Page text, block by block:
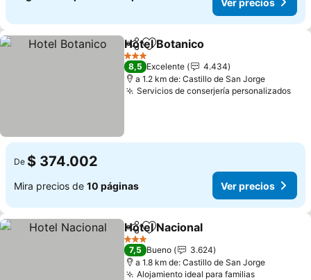
CompartirAgregar a favoritos
Hotel Botanico
3 Estrellas
8,5 Excelente
4.434
a 1.2 km de: Castillo de San Jorge
Servicios de conserjería personalizados
De $ 374.002
Mira precios de 10 páginas Ver precios
CompartirAgregar a favoritos
Hotel Nacional
3 Estrellas
7,5 Bueno
3.624
a 1.8 km de: Castillo de San Jorge
Alojamiento ideal para familias